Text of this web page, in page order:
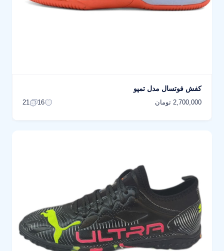
کفش فوتسال مدل تمپو
2,700,000 تومان 16
21